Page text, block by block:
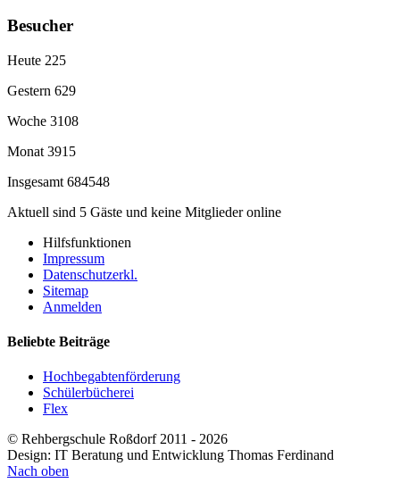
Besucher
Heute 225
Gestern 629
Woche 3108
Monat 3915
Insgesamt 684548
Aktuell sind 5 Gäste und keine Mitglieder online
Hilfsfunktionen
Impressum
Datenschutzerkl.
Sitemap
Anmelden
Beliebte Beiträge
Hochbegabtenförderung
Schülerbücherei
Flex
© Rehbergschule Roßdorf 2011 - 2026
Design: IT Beratung und Entwicklung Thomas Ferdinand
Nach oben